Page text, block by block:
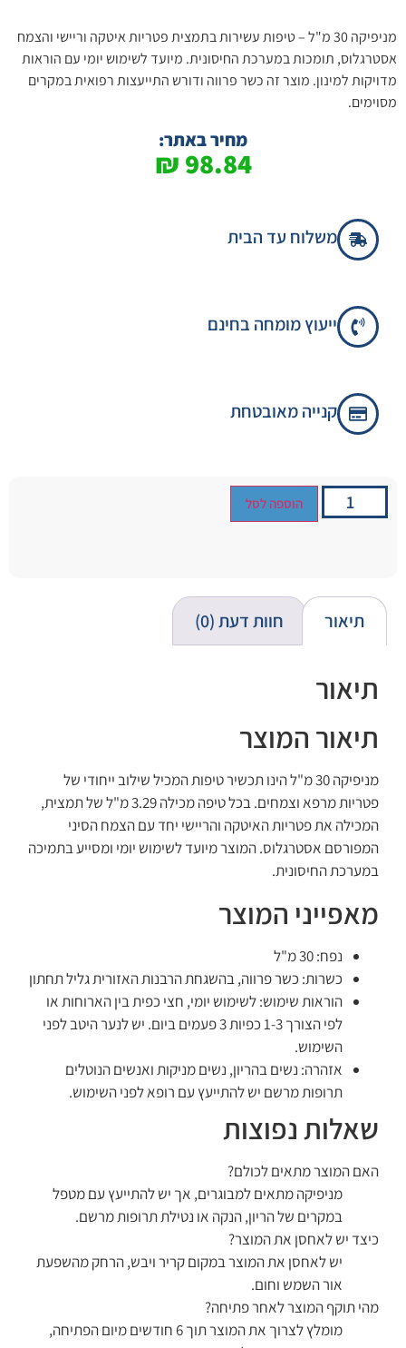
מניפיקה 30 מ"ל – טיפות עשירות בתמצית פטריות איטקה וריישי והצמח
אסטרגלוס, תומכות במערכת החיסונית. מיועד לשימוש יומי עם הוראות
מדויקות למינון. מוצר זה כשר פרווה ודורש התייעצות רפואית במקרים
מסוימים.
מחיר באתר:
98.84
₪
משלוח עד הבית
ייעוץ מומחה בחינם
קנייה מאובטחת
הוספה לסל
תיאור חוות דעת (0)
תיאור
תיאור המוצר
מניפיקה 30 מ"ל הינו תכשיר טיפות המכיל שילוב ייחודי של
פטריות מרפא וצמחים. בכל טיפה מכילה 3.29 מ"ל של תמצית,
המכילה את פטריות האיטקה והריישי יחד עם הצמח הסיני
המפורסם אסטרגלוס. המוצר מיועד לשימוש יומי ומסייע בתמיכה
במערכת החיסונית.
מאפייני המוצר
נפח: 30 מ"ל
כשרות: כשר פרווה, בהשגחת הרבנות האזורית גליל תחתון
הוראות שימוש: לשימוש יומי, חצי כפית בין הארוחות או
לפי הצורך 1-3 כפיות 3 פעמים ביום. יש לנער היטב לפני
השימוש.
אזהרה: נשים בהריון, נשים מניקות ואנשים הנוטלים
תרופות מרשם יש להתייעץ עם רופא לפני השימוש.
שאלות נפוצות
האם המוצר מתאים לכולם?
מניפיקה מתאים למבוגרים, אך יש להתייעץ עם מטפל
במקרים של הריון, הנקה או נטילת תרופות מרשם.
כיצד יש לאחסן את המוצר?
יש לאחסן את המוצר במקום קריר ויבש, הרחק מהשפעת
אור השמש וחום.
מהי תוקף המוצר לאחר פתיחה?
מומלץ לצרוך את המוצר תוך 6 חודשים מיום הפתיחה,